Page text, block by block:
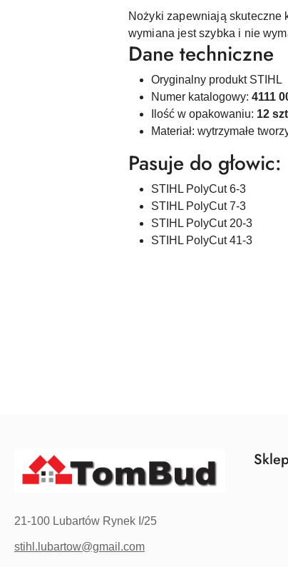
Nożyki zapewniają skuteczne
wymiana jest szybka i nie
Dane techniczne
Oryginalny produkt STIHL
Numer katalogowy: 4111
Ilość w opakowaniu: 12
Materiał: wytrzymałe
Pasuje do głowic:
STIHL PolyCut 6-3
STIHL PolyCut 7-3
STIHL PolyCut 20-3
STIHL PolyCut 41-3
21-100 Lubartów Rynek I/25
stihl.lubartow@gmail.com
Sklep